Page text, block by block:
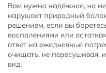
Вам нужно надёжное, но
нарушает природный
решением, если вы
воспалениями или
ответ на ежедневные
очищать, не пересушивая,
вид.